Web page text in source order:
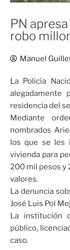
PN
robo
Manuel
La Policía
alegadamente
residencia del
Mediante
nombrados
los que se les
vivienda para
200 mil pesos y
valores.
La denuncia
José Luis Pol
La institución
público,
caso.